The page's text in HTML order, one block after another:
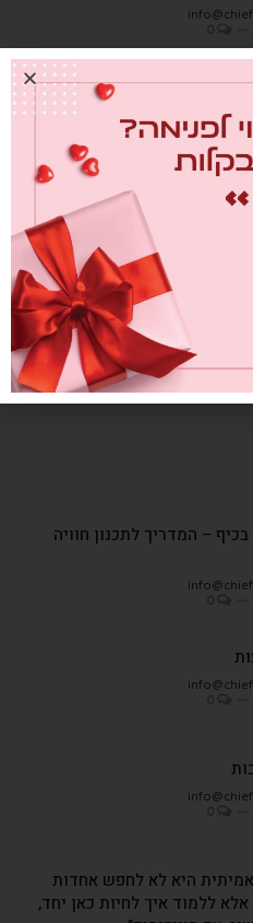
היא לא לחפש אחדות
ללמוד איך לחיות כאן יחד,
עם הוויכוחים"
בכיף – המדריך לתכנון חוויה
היא לא לחפש אחדות
ללמוד איך לחיות כאן יחד,